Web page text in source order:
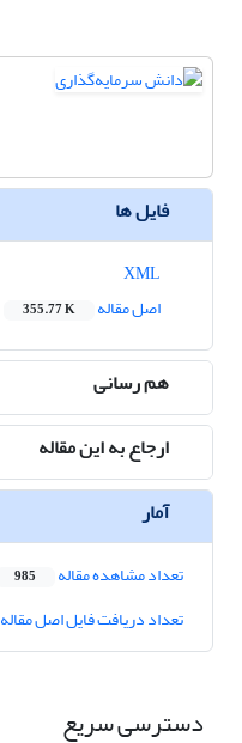
فایل ها
اصل مقاله
355.77 K
هم رسانی
ارجاع به این مقاله
آمار
تعداد مشاهده مقاله 985
تعداد دریافت فایل اصل مقاله
دسترسی سریع